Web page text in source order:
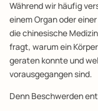
Während wir häufig
einem Organ oder
die chinesische
fragt, warum ein
geraten konnte und
vorausgegangen sind.
Denn Beschwerden